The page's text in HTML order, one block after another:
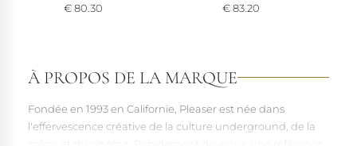
€ 80.30 € 83.20
À PROPOS DE LA MARQUE
Fondée en 1993 en Californie, Pleaser est née dans
l'effervescence créative de la culture underground, de la